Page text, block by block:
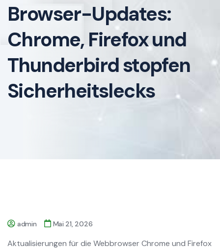
Browser-Updates:
Chrome, Firefox und
Thunderbird stopfen
Sicherheitslecks
admin Mai 21, 2026
Aktualisierungen für die Webbrowser Chrome und Firefox